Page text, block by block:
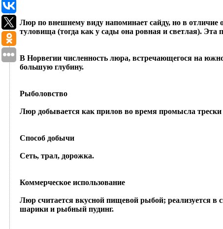
Люр по внешнему виду напоминает сайду, но в
туловища (тогда как у сады она ровная и светлая). Эта
В Норвегии численность люра, встречающегося на
большую глубину.
Рыболовство
Люр добывается как прилов во время промысла
Способ добычи
Сеть, трал, дорожка.
Коммерческое использование
Люр считается вкусной пищевой рыбой; реализуется
шарики и рыбный пудинг.